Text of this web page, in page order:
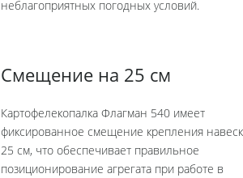
неблагоприятных погодных условий.
Смещение на 25 см
Картофелекопалка Флагман 540 имеет
фиксированное смещение крепления
25 см, что обеспечивает правильное
позиционирование агрегата при работе в